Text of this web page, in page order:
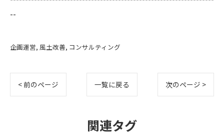
--
企画運営 風土改善 コンサルティング
< 前のページ 一覧に戻る 次のページ >
関連タグ